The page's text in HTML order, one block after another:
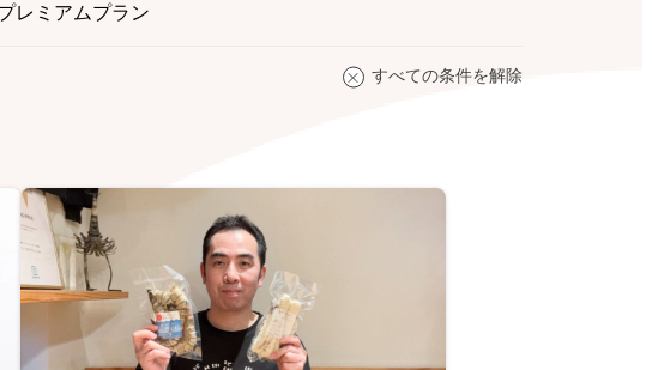
レミアムプラン
すべての条件を解除